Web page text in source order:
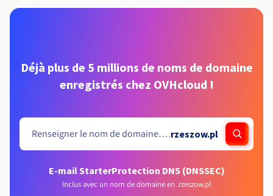
Déjà plus de 5 millions de noms de domaine
enregistrés chez OVHcloud !
.rzeszow.pl
E-mail StarterProtection DNS (DNSSEC)
Inclus avec un nom de domaine en .rzeszow.pl